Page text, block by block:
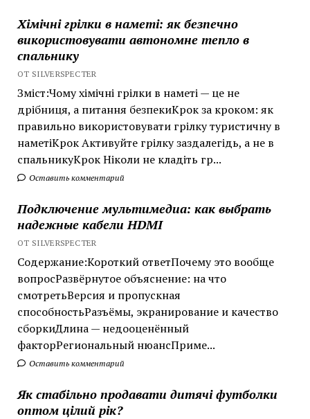
Хімічні грілки в наметі: як безпечно
використовувати автономне тепло в
спальнику
ОТ SILVERSPECTER
Зміст:Чому хімічні грілки в наметі — це не
дрібниця, а питання безпекиКрок за кроком: як
правильно використовувати грілку туристичну в
наметіКрок Активуйте грілку заздалегідь, а не в
спальникуКрок Ніколи не кладіть гр...
Оставить комментарий
Подключение мультимедиа: как выбрать
надежные кабели HDMI
ОТ SILVERSPECTER
Содержание:Короткий ответПочему это вообще
вопросРазвёрнутое объяснение: на что
смотретьВерсия и пропускная
способностьРазъёмы, экранирование и качество
сборкиДлина — недооценённый
факторРегиональный нюансПриме...
Оставить комментарий
Як стабільно продавати дитячі футболки
оптом цілий рік?
обозначения